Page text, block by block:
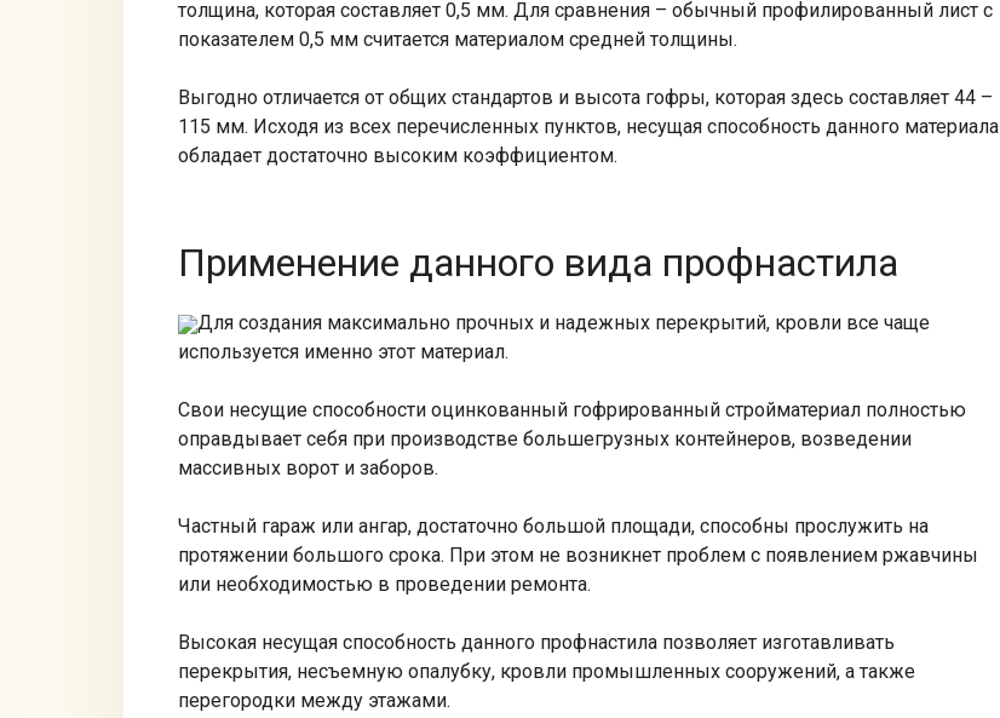
толщина, которая составляет 0,5 мм. Для сравнения – обычный профилированный лист с
показателем 0,5 мм считается материалом средней толщины.
Выгодно отличается от общих стандартов и высота гофры, которая здесь составляет 44 –
115 мм. Исходя из всех перечисленных пунктов, несущая способность данного материала
обладает достаточно высоким коэффициентом.
Применение данного вида профнастила
Для создания максимально прочных и надежных перекрытий, кровли все чаще
используется именно этот материал.
Свои несущие способности оцинкованный гофрированный стройматериал полностью
оправдывает себя при производстве большегрузных контейнеров, возведении
массивных ворот и заборов.
Частный гараж или ангар, достаточно большой площади, способны прослужить на
протяжении большого срока. При этом не возникнет проблем с появлением ржавчины
или необходимостью в проведении ремонта.
Высокая несущая способность данного профнастила позволяет изготавливать
перекрытия, несъемную опалубку, кровли промышленных сооружений, а также
перегородки между этажами.